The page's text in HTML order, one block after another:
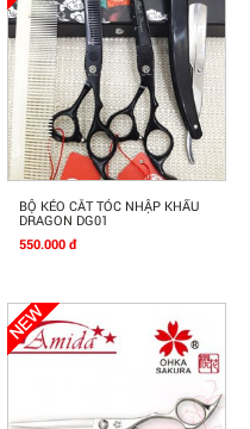
Mua Ngay
BỘ KÉO CẮT TÓC NHẬP KHẨU
DRAGON DG01
550.000 đ